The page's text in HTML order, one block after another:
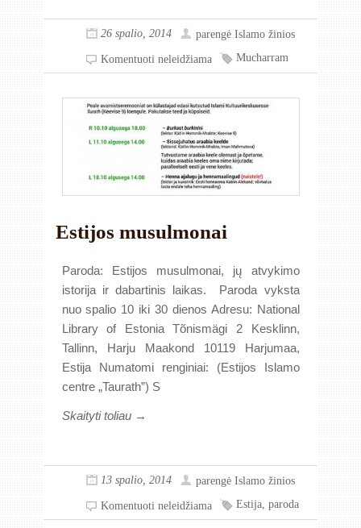
26 spalio, 2014 parengė Islamo žinios
Komentuoti neleidžiama Mucharram
Estijos musulmonai
Paroda: Estijos musulmonai, jų atvykimo
istorija ir dabartinis laikas. Paroda vyksta
nuo spalio 10 iki 30 dienos Adresu: National
Library of Estonia Tõnismägi 2 Kesklinn,
Tallinn, Harju Maakond 10119 Harjumaa,
Estija Numatomi renginiai: (Estijos Islamo
centre „Taurath”) S
Skaityti toliau →
13 spalio, 2014 parengė Islamo žinios
Komentuoti neleidžiama Estija, paroda